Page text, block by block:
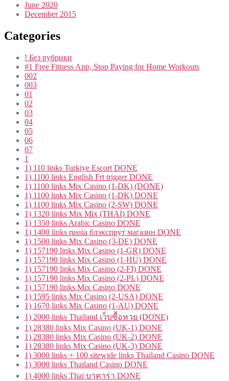
June 2020
December 2015
Categories
! Без рубрики
#1 Free Fitness App, Stop Paying for Home Workouts
002
003
01
02
03
04
05
06
07
1
1) 110 links Turkiye Escort DONE
1) 1100 links English Frt trigger DONE
1) 1100 links Mix Casino (1-DK) (DONE)
1) 1100 links Mix Casino (1-DK) DONE
1) 1100 links Mix Casino (2-SW) DONE
1) 1320 links Mix Mix (THAI) DONE
1) 1350 links Arabic Casino DONE
1) 1400 links russia блэкспрут магазин DONE
1) 1500 links Mix Casino (3-DE) DONE
1) 157190 links Mix Casino (1-GR) DONE
1) 157190 links Mix Casino (1-HU) DONE
1) 157190 links Mix Casino (2-FI) DONE
1) 157190 links Mix Casino (2-PL) DONE
1) 157190 links Mix Casino DONE
1) 1595 links Mix Casino (2-USA) DONE
1) 1670 links Mix Casino (1-AU) DONE
1) 2000 links Thailand เว็บซื้อหวย (DONE)
1) 28380 links Mix Casino (UK-1) DONE
1) 28380 links Mix Casino (UK-2) DONE
1) 28380 links Mix Casino (UK-3) DONE
1) 3000 links + 100 sitewide links Thailand Casino DONE
1) 3000 links Thailand Casino DONE
1) 4000 links Thai บาคาร่า DONE